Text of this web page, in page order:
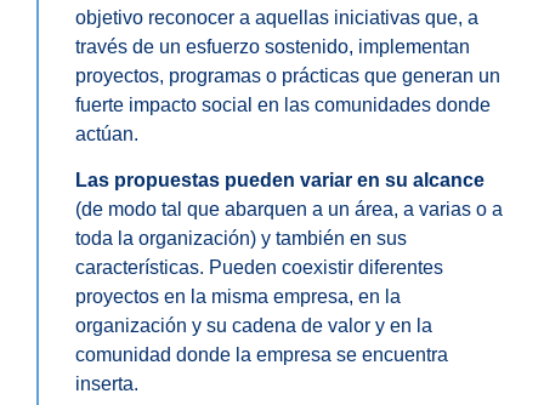
objetivo reconocer a aquellas iniciativas que, a
través de un esfuerzo sostenido, implementan
proyectos, programas o prácticas que generan un
fuerte impacto social en las comunidades donde
actúan.
Las propuestas pueden variar en su alcance
(de modo tal que abarquen a un área, a varias o a
toda la organización) y también en sus
características. Pueden coexistir diferentes
proyectos en la misma empresa, en la
organización y su cadena de valor y en la
comunidad donde la empresa se encuentra
inserta.